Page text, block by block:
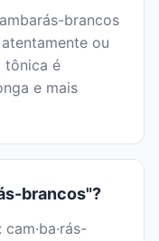
brancos
ou
tônica é
e mais
brancos"?